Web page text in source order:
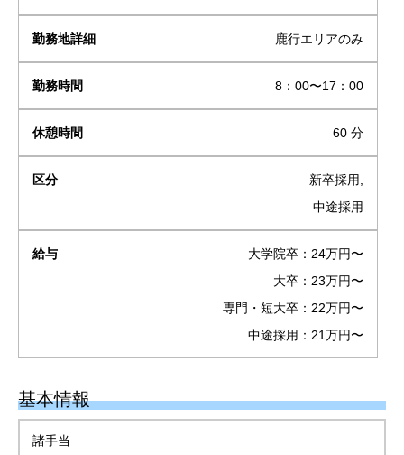
鹿行エリアのみ
8：00〜17：00
60 分
新卒採用,
中途採用
大学院卒：24万円〜
大卒：23万円〜
専門・短大卒：22万円〜
中途採用：21万円〜
基本情報
諸手当